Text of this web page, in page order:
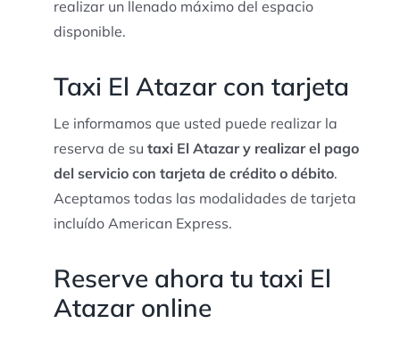
realizar un llenado máximo del espacio
disponible.
Taxi El Atazar con tarjeta
Le informamos que usted puede realizar la
reserva de su taxi El Atazar y realizar el pago
del servicio con tarjeta de crédito o débito.
Aceptamos todas las modalidades de tarjeta
incluído American Express.
Reserve ahora tu taxi El
Atazar online